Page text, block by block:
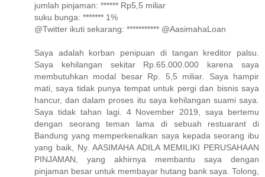
jumlah pinjaman: ****** Rp5,5 miliar
suku bunga: ******* 1%
@Twitter ikuti sekarang: *********** @AasimahaLoan
Saya adalah korban penipuan di tangan kreditor palsu.
Saya kehilangan sekitar Rp.65.000.000 karena saya
membutuhkan modal besar Rp. 5,5 miliar. Saya hampir
mati, saya tidak punya tempat untuk pergi dan bisnis saya
hancur, dan dalam proses itu saya kehilangan suami saya.
Saya tidak tahan lagi. 4 November 2019, saya bertemu
dengan seorang teman lama di sebuah restuarant di
Bandung yang memperkenalkan saya kepada seorang ibu
yang baik, Ny. AASIMAHA ADILA MEMILIKI PERUSAHAAN
PINJAMAN, yang akhirnya membantu saya dengan
pinjaman besar untuk membayar hutang bank saya. Tolong,